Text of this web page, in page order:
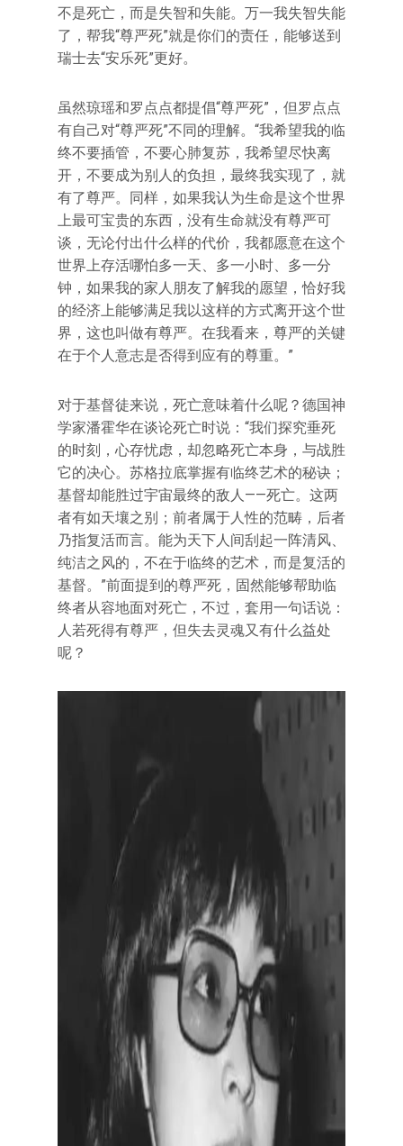
不是死亡，而是失智和失能。万一我失智失能
了，帮我“尊严死”就是你们的责任，能够送到
瑞士去“安乐死”更好。
虽然琼瑶和罗点点都提倡“尊严死”，但罗点点
有自己对“尊严死”不同的理解。“我希望我的临
终不要插管，不要心肺复苏，我希望尽快离
开，不要成为别人的负担，最终我实现了，就
有了尊严。同样，如果我认为生命是这个世界
上最可宝贵的东西，没有生命就没有尊严可
谈，无论付出什么样的代价，我都愿意在这个
世界上存活哪怕多一天、多一小时、多一分
钟，如果我的家人朋友了解我的愿望，恰好我
的经济上能够满足我以这样的方式离开这个世
界，这也叫做有尊严。在我看来，尊严的关键
在于个人意志是否得到应有的尊重。”
对于基督徒来说，死亡意味着什么呢？德国神
学家潘霍华在谈论死亡时说：“我们探究垂死
的时刻，心存忧虑，却忽略死亡本身，与战胜
它的决心。苏格拉底掌握有临终艺术的秘诀；
基督却能胜过宇宙最终的敌人——死亡。这两
者有如天壤之别；前者属于人性的范畴，后者
乃指复活而言。能为天下人间刮起一阵清风、
纯洁之风的，不在于临终的艺术，而是复活的
基督。”前面提到的尊严死，固然能够帮助临
终者从容地面对死亡，不过，套用一句话说：
人若死得有尊严，但失去灵魂又有什么益处
呢？